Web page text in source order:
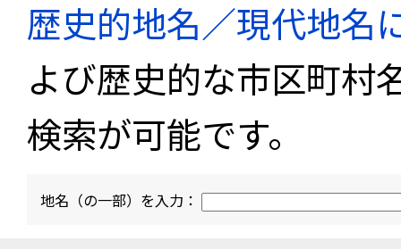
歴史的地名／現代地名
よび歴史的な市区町村
検索が可能です。
地名（の一部）を入力：